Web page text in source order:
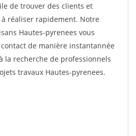
de trouver des clients et
réaliser rapidement. Notre
Hautes-pyrenees vous
de manière instantannée
la recherche de professionnels
travaux Hautes-pyrenees.